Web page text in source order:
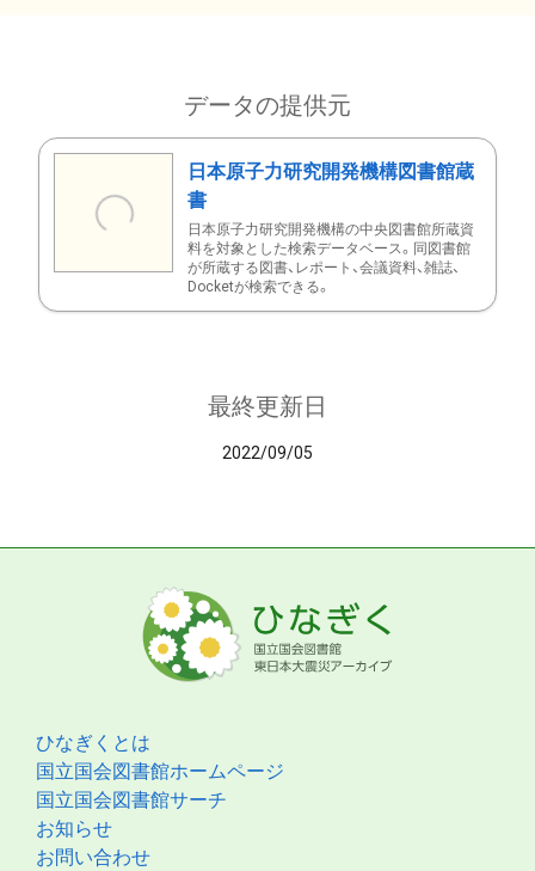
データの提供元
日本原子力研究開発機構図書館蔵
書
日本原子力研究開発機構の中央図書館所蔵資
料を対象とした検索データベース。同図書館
が所蔵する図書、レポート、会議資料、雑誌、
Docketが検索できる。
最終更新日
2022/09/05
ひなぎくとは
国立国会図書館ホームページ
国立国会図書館サーチ
お知らせ
お問い合わせ